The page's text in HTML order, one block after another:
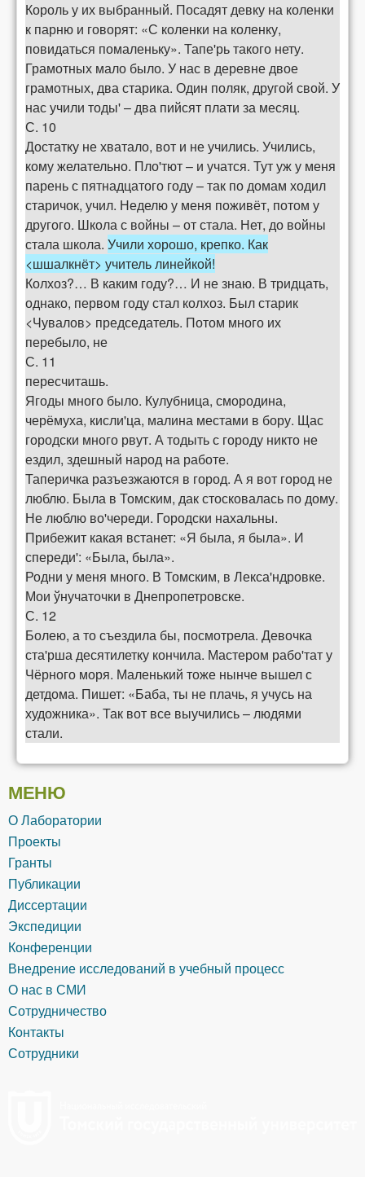
Король у их выбранный. Посадят девку на коленки
к парню и говорят: «С коленки на коленку,
повидаться помаленьку». Тапе'рь такого нету.
Грамотных мало было. У нас в деревне двое
грамотных, два старика. Один поляк, другой свой. У
нас учили тоды' – два пийсят плати за месяц.
С. 10
Достатку не хватало, вот и не учились. Учились,
кому желательно. Пло'тют – и учатся. Тут уж у меня
парень с пятнадцатого году – так по домам ходил
старичок, учил. Неделю у меня поживёт, потом у
другого. Школа с войны – от стала. Нет, до войны
стала школа. Учили хорошо, крепко. Как
<шшалкнёт> учитель линейкой!
Колхоз?… В каким году?… И не знаю. В тридцать,
однако, первом году стал колхоз. Был старик
<Чувалов> председатель. Потом много их
перебыло, не
С. 11
пересчиташь.
Ягоды много было. Кулубница, смородина,
черёмуха, кисли'ца, малина местами в бору. Щас
городски много рвут. А тодыть с городу никто не
ездил, здешный народ на работе.
Таперичка разъезжаются в город. А я вот город не
люблю. Была в Томским, дак стосковалась по дому.
Не люблю во'череди. Городски нахальны.
Прибежит какая встанет: «Я была, я была». И
спереди': «Была, была».
Родни у меня много. В Томским, в Лекса'ндровке.
Мои ўнучаточки в Днепропетровске.
С. 12
Болею, а то съездила бы, посмотрела. Девочка
ста'рша десятилетку кончила. Мастером рабо'тат у
Чёрного моря. Маленький тоже нынче вышел с
детдома. Пишет: «Баба, ты не плачь, я учусь на
художника». Так вот все выучились – людями
стали.
МЕНЮ
О Лаборатории
Проекты
Гранты
Публикации
Диссертации
Экспедиции
Конференции
Внедрение исследований в учебный процесс
О нас в СМИ
Сотрудничество
Контакты
Сотрудники